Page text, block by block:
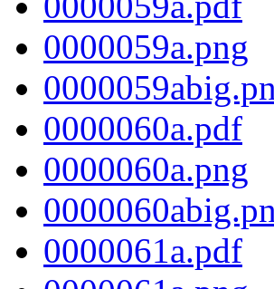
0000059a.png
0000060a.pdf
0000060a.png
0000061a.pdf